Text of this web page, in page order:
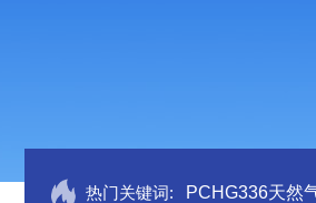
热门关键词: PCHG336天然